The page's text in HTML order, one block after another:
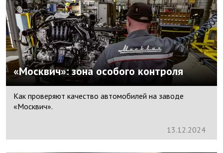
«Москвич»: зона особого контроля
Как проверяют качество автомобилей на заводе
«Москвич».
13.12.2024